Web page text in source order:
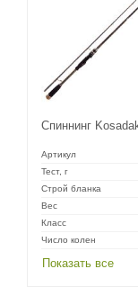
Спиннинг
Артикул
Тест, г
Строй бланка
Вес
Класс
Число колен
Показать все